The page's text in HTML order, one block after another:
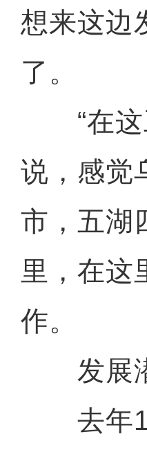
想来这边
了。
“在这
说，感觉
市，五湖
里，在这
作。
发展潜
去年11